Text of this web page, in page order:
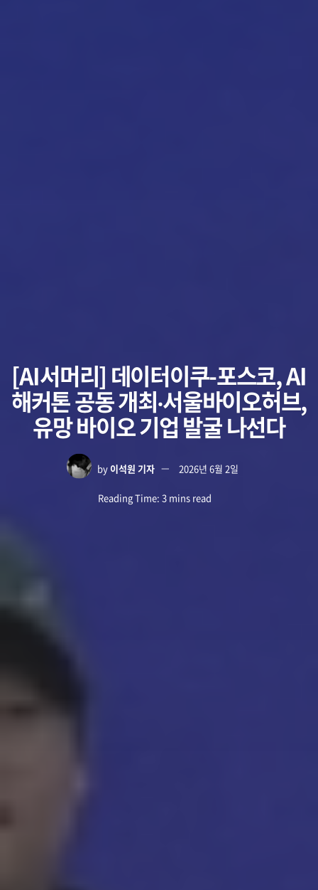
[AI서머리] 데이터이쿠-포스코, AI
해커톤 공동 개최‧서울바이오허브,
유망 바이오 기업 발굴 나선다
by 이석원 기자 2026년 6월 2일
Reading Time: 3 mins read